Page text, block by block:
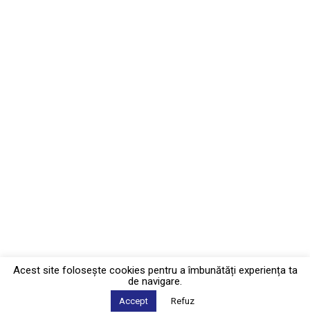
Acest site foloseşte cookies pentru a îmbunătăți experiența ta
de navigare.
Accept Refuz